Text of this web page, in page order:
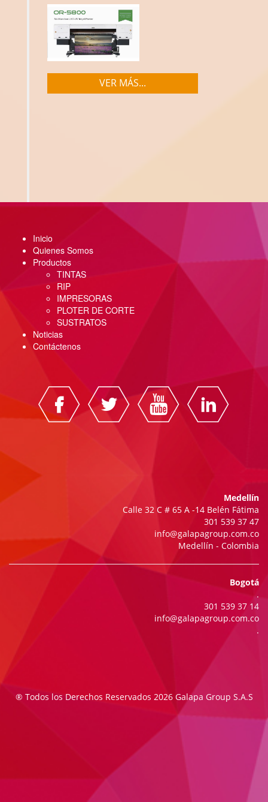
VER MÁS...
Inicio
Quienes Somos
Productos
TINTAS
RIP
IMPRESORAS
PLOTER DE CORTE
SUSTRATOS
Noticias
Contáctenos
Medellín
Calle 32 C # 65 A -14 Belén Fátima
301 539 37 47
info@galapagroup.com.co
Medellín - Colombia
Bogotá
.
301 539 37 14
info@galapagroup.com.co
.
® Todos los Derechos Reservados 2026 Galapa Group S.A.S